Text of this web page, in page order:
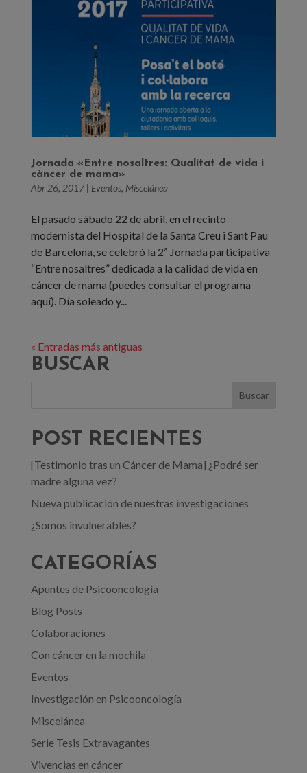
Jornada «Entre nosaltres: Qualitat de vida i
càncer de mama»
Abr 26, 2017| Eventos, Miscelánea
El pasado sábado 22 de abril, en el recinto
modernista del Hospital de la Santa Creu i Sant Pau
de Barcelona, se celebró la 2ª Jornada participativa
“Entre nosaltres” dedicada a la calidad de vida en
cáncer de mama (puedes consultar el programa
aquí). Día soleado y...
« Entradas más antiguas
BUSCAR
POST RECIENTES
[Testimonio tras un Cáncer de Mama] ¿Podré ser
madre alguna vez?
Nueva publicación de nuestras investigaciones
¿Somos invulnerables?
CATEGORÍAS
Apuntes de Psicooncología
Blog Posts
Colaboraciones
Con cáncer en la mochila
Eventos
Investigación en Psicooncología
Miscelánea
Serie Tesis Extravagantes
Vivencias en cáncer